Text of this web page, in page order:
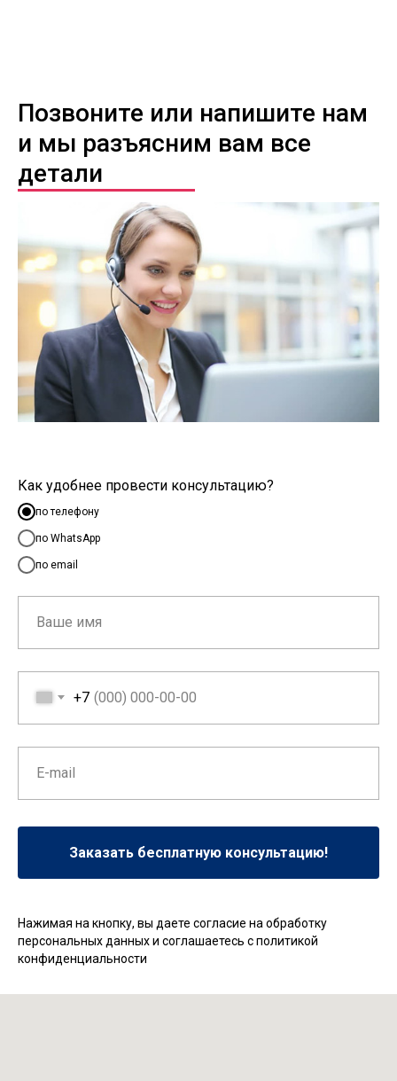
Позвоните или напишите нам
и мы разъясним вам все
детали
Как удобнее провести консультацию?
по телефону
по WhatsApp
по email
+7
Заказать бесплатную консультацию!
Нажимая на кнопку, вы даете согласие на обработку
персональных данных и соглашаетесь c политикой
конфиденциальности